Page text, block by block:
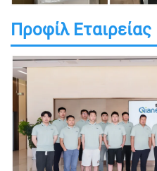
Προφίλ Εταιρείας